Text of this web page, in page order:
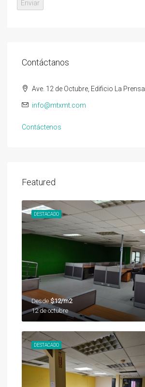
Contáctanos
Ave. 12 de Octubre, Edificio La Prensa.
info@mtxmt.com
Contáctenos
Featured
DESTACADO
Desde$12/m2
12 de octubre
DESTACADO